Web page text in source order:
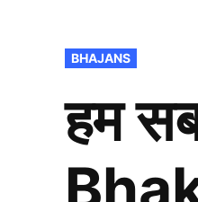
POSTED
IN
BHAJANS
हम